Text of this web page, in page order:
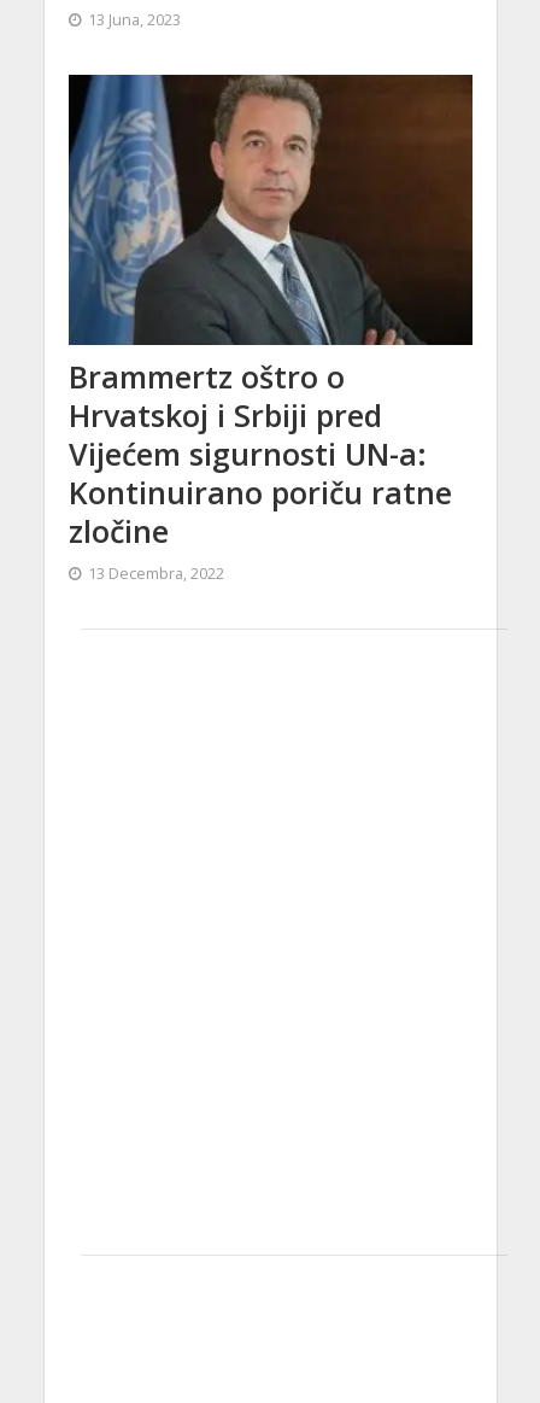
13 Juna, 2023
Brammertz oštro o
Hrvatskoj i Srbiji pred
Vijećem sigurnosti UN-a:
Kontinuirano poriču ratne
zločine
13 Decembra, 2022